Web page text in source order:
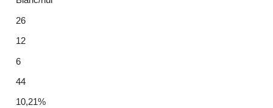
26
12
6
44
10,21%